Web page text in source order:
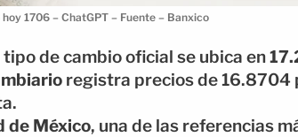
1706 – ChatGPT – Fuente – Banxico
tipo de cambio oficial se ubica en
registra precios de 16.8704
de México, una de las referencias